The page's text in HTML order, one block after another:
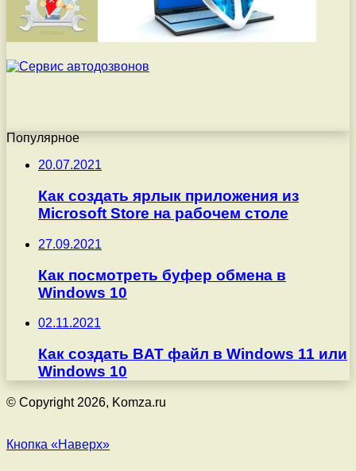
Популярное
20.07.2021
Как создать ярлык приложения из
Microsoft Store на рабочем столе
27.09.2021
Как посмотреть буфер обмена в
Windows 10
02.11.2021
Как создать BAT файл в Windows 11 или
Windows 10
© Copyright 2026, Komza.ru
Кнопка «Наверх»